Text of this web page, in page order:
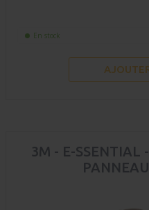
En stock
3M - E-SSENTIAL